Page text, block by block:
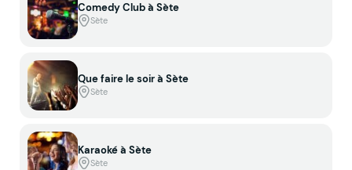
Comedy Club à Sète
Sète
Que faire le soir à Sète
Sète
Karaoké à Sète
Sète